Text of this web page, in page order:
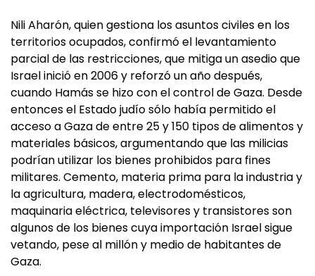
Nili Aharón, quien gestiona los asuntos civiles en los
territorios ocupados, confirmó el levantamiento
parcial de las restricciones, que mitiga un asedio que
Israel inició en 2006 y reforzó un año después,
cuando Hamás se hizo con el control de Gaza. Desde
entonces el Estado judío sólo había permitido el
acceso a Gaza de entre 25 y 150 tipos de alimentos y
materiales básicos, argumentando que las milicias
podrían utilizar los bienes prohibidos para fines
militares. Cemento, materia prima para la industria y
la agricultura, madera, electrodomésticos,
maquinaria eléctrica, televisores y transistores son
algunos de los bienes cuya importación Israel sigue
vetando, pese al millón y medio de habitantes de
Gaza.